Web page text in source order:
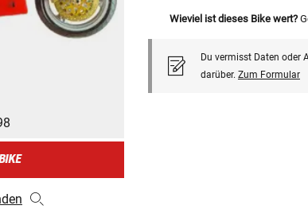
Wieviel ist dieses Bike wert?
Du vermisst Daten oder
darüber. Zum Formular